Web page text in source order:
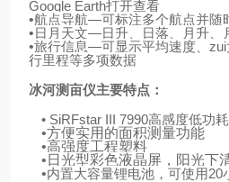
Google Earth打开查看
•航点导航—可标注多个航点并随
•日月天文—日升、日落、月升、
•旅行信息—可显示平均速度、
行里程等多项数据
冰河测亩仪主要特点：
• SiRFstar III 7990高感度低功耗
•方便实用的面积测量功能
•高强度工程塑料
• 日光型彩色液晶屏，阳光下
•内置大容量锂电池，可使用20